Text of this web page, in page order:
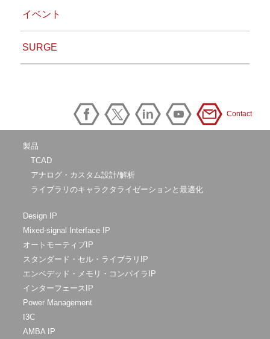
イベント
SURGE
Contact
製品
TCAD
アナログ・カスタム設計/解析
ライブラリのキャラクタライゼーションと最適化
Design IP
Mixed-signal Interface IP
オートモーティブIP
スタンダード・セル・ライブラリIP
エンベデッド・メモリ・コンパイラIP
インターフェースIP
Power Management
I3C
AMBA IP